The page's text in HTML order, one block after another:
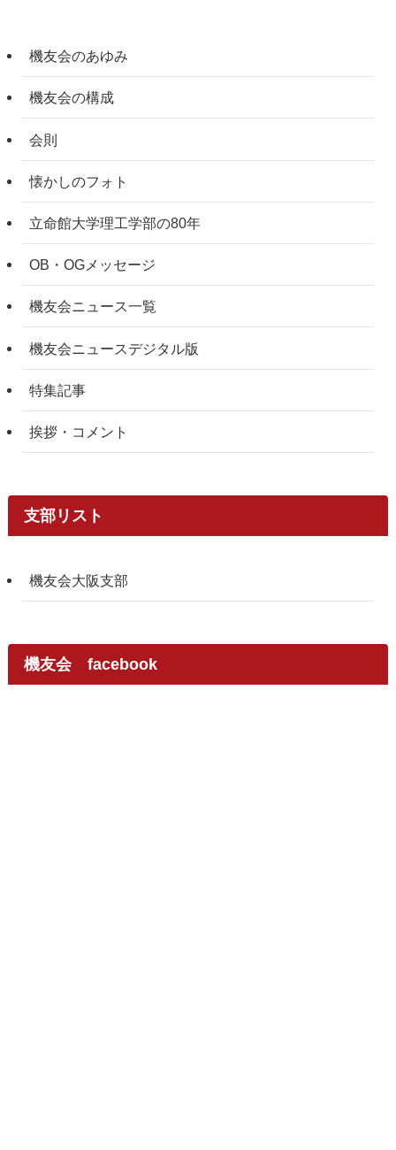
機友会のあゆみ
機友会の構成
会則
懐かしのフォト
立命館大学理工学部の80年
OB・OGメッセージ
機友会ニュース一覧
機友会ニュースデジタル版
特集記事
挨拶・コメント
支部リスト
機友会大阪支部
機友会 facebook